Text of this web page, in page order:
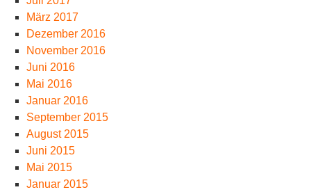
März 2017
Dezember 2016
November 2016
Juni 2016
Mai 2016
Januar 2016
September 2015
August 2015
Juni 2015
Mai 2015
Januar 2015